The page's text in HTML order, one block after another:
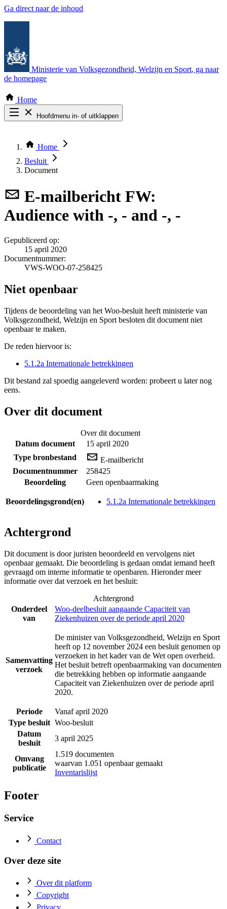
Ga direct naar de inhoud
Ministerie van Volksgezondheid, Welzijn en Sport, ga naar
de homepage
Home
Hoofdmenu in- of uitklappen
Thema COVID-19
Bekijk per bestuursorgaan
Home
Besluit
Document
E-mailbericht FW:
Audience with -, - and -, -
Gepubliceerd op:
15 april 2020
Documentnummer:
VWS-WOO-07-258425
Niet openbaar
Tijdens de beoordeling van het Woo-besluit heeft ministerie van
Volksgezondheid, Welzijn en Sport besloten dit document niet
openbaar te maken.
De reden hiervoor is:
5.1.2a Internationale betrekkingen
Dit bestand zal spoedig aangeleverd worden: probeert u later nog
eens.
Over dit document
Over dit document
Datum document
15 april 2020
Type bronbestand
E-mailbericht
Documentnummer
258425
Beoordeling
Geen openbaarmaking
Beoordelingsgrond(en) 5.1.2a Internationale betrekkingen
Achtergrond
Dit document is door juristen beoordeeld en vervolgens niet
openbaar gemaakt. Die beoordeling is gedaan omdat iemand heeft
gevraagd om interne informatie te openbaren. Hieronder meer
informatie over dat verzoek en het besluit:
Achtergrond
Onderdeel
van
Woo-deelbesluit aangaande Capaciteit van
Ziekenhuizen over de periode april 2020
Samenvatting
verzoek
De minister van Volksgezondheid, Welzijn en Sport
heeft op 12 november 2024 een besluit genomen op
verzoeken in het kader van de Wet open overheid.
Het besluit betreft openbaarmaking van documenten
die betrekking hebben op informatie aangaande
Capaciteit van Ziekenhuizen over de periode april
2020.
Periode
Vanaf april 2020
Type besluit Woo-besluit
Datum
besluit
3 april 2025
Omvang
publicatie
1.519 documenten
waarvan 1.051 openbaar gemaakt
Inventarislijst
Footer
Service
Contact
Over deze site
Over dit platform
Copyright